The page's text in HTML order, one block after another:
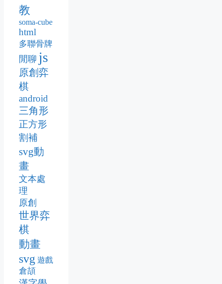
教
soma-cube
html
多聯骨牌
閒聊 js
原創弈
棋
android
三角形
正方形
割補
svg動
畫
文本處
理
原創
世界弈
棋
動畫
svg 遊戲
倉頡